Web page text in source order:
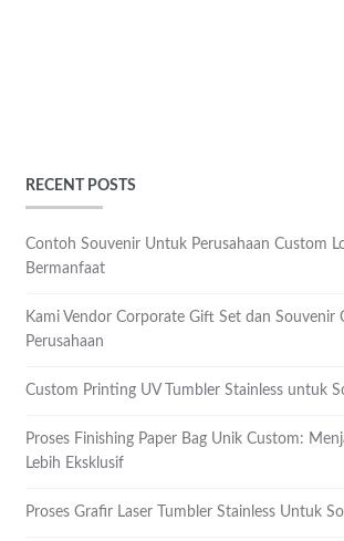
RECENT POSTS
Contoh Souvenir Untuk Perusahaan Custom
Bermanfaat
Kami Vendor Corporate Gift Set dan Souvenir
Perusahaan
Custom Printing UV Tumbler Stainless untuk
Proses Finishing Paper Bag Unik Custom:
Lebih Eksklusif
Proses Grafir Laser Tumbler Stainless Untuk